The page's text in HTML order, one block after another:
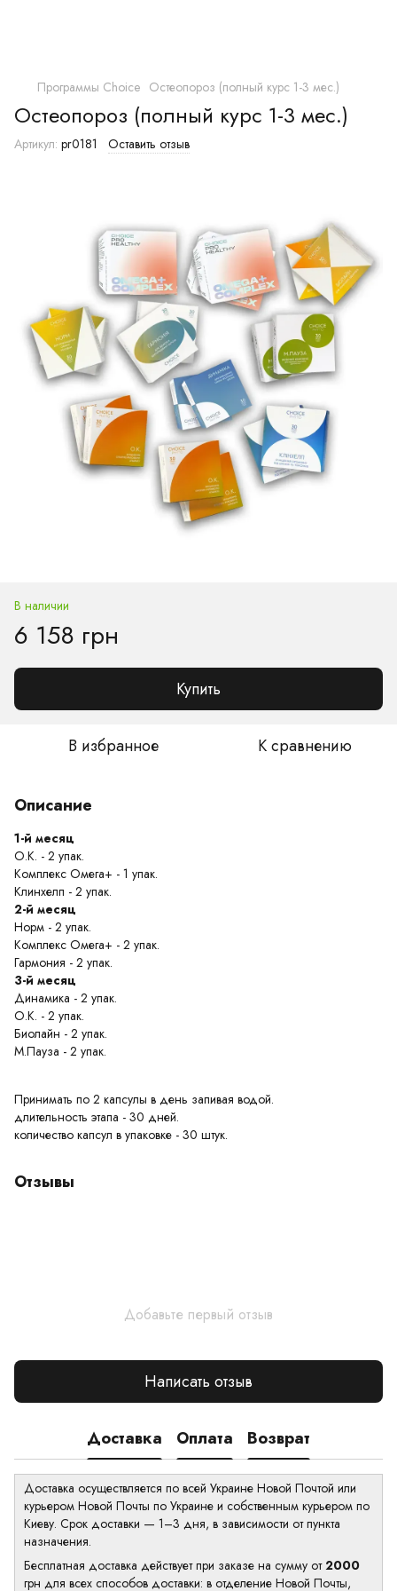
Программы Choice Остеопороз (полный курс 1-3 мес.)
Остеопороз (полный курс 1-3 мес.)
Артикул: pr0181 Оставить отзыв
В наличии
6 158 грн
Купить
В избранное К сравнению
Описание
1-й месяц
О.К. - 2 упак.
Комплекс Омега+ - 1 упак.
Клинхелп - 2 упак.
2-й месяц
Норм - 2 упак.
Комплекс Омега+ - 2 упак.
Гармония - 2 упак.
3-й месяц
Динамика - 2 упак.
О.К. - 2 упак.
Биолайн - 2 упак.
М.Пауза - 2 упак.
Принимать по 2 капсулы в день запивая водой.
длительность этапа - 30 дней.
количество капсул в упаковке - 30 штук.
Отзывы
Добавьте первый отзыв
Написать отзыв
Доставка Оплата Возврат
Доставка осуществляется по всей Украине Новой Почтой или
курьером Новой Почты по Украине и собственным курьером по
Киеву. Срок доставки — 1–3 дня, в зависимости от пункта
назначения.
Бесплатная доставка действует при заказе на сумму от2000
грн для всех способов доставки: в отделение Новой Почты,